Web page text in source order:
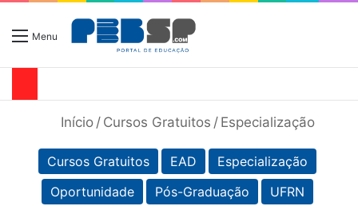
Menu
Início / Cursos Gratuitos / Especialização
Cursos Gratuitos EAD
Especialização
Oportunidade
Pós-Graduação UFRN